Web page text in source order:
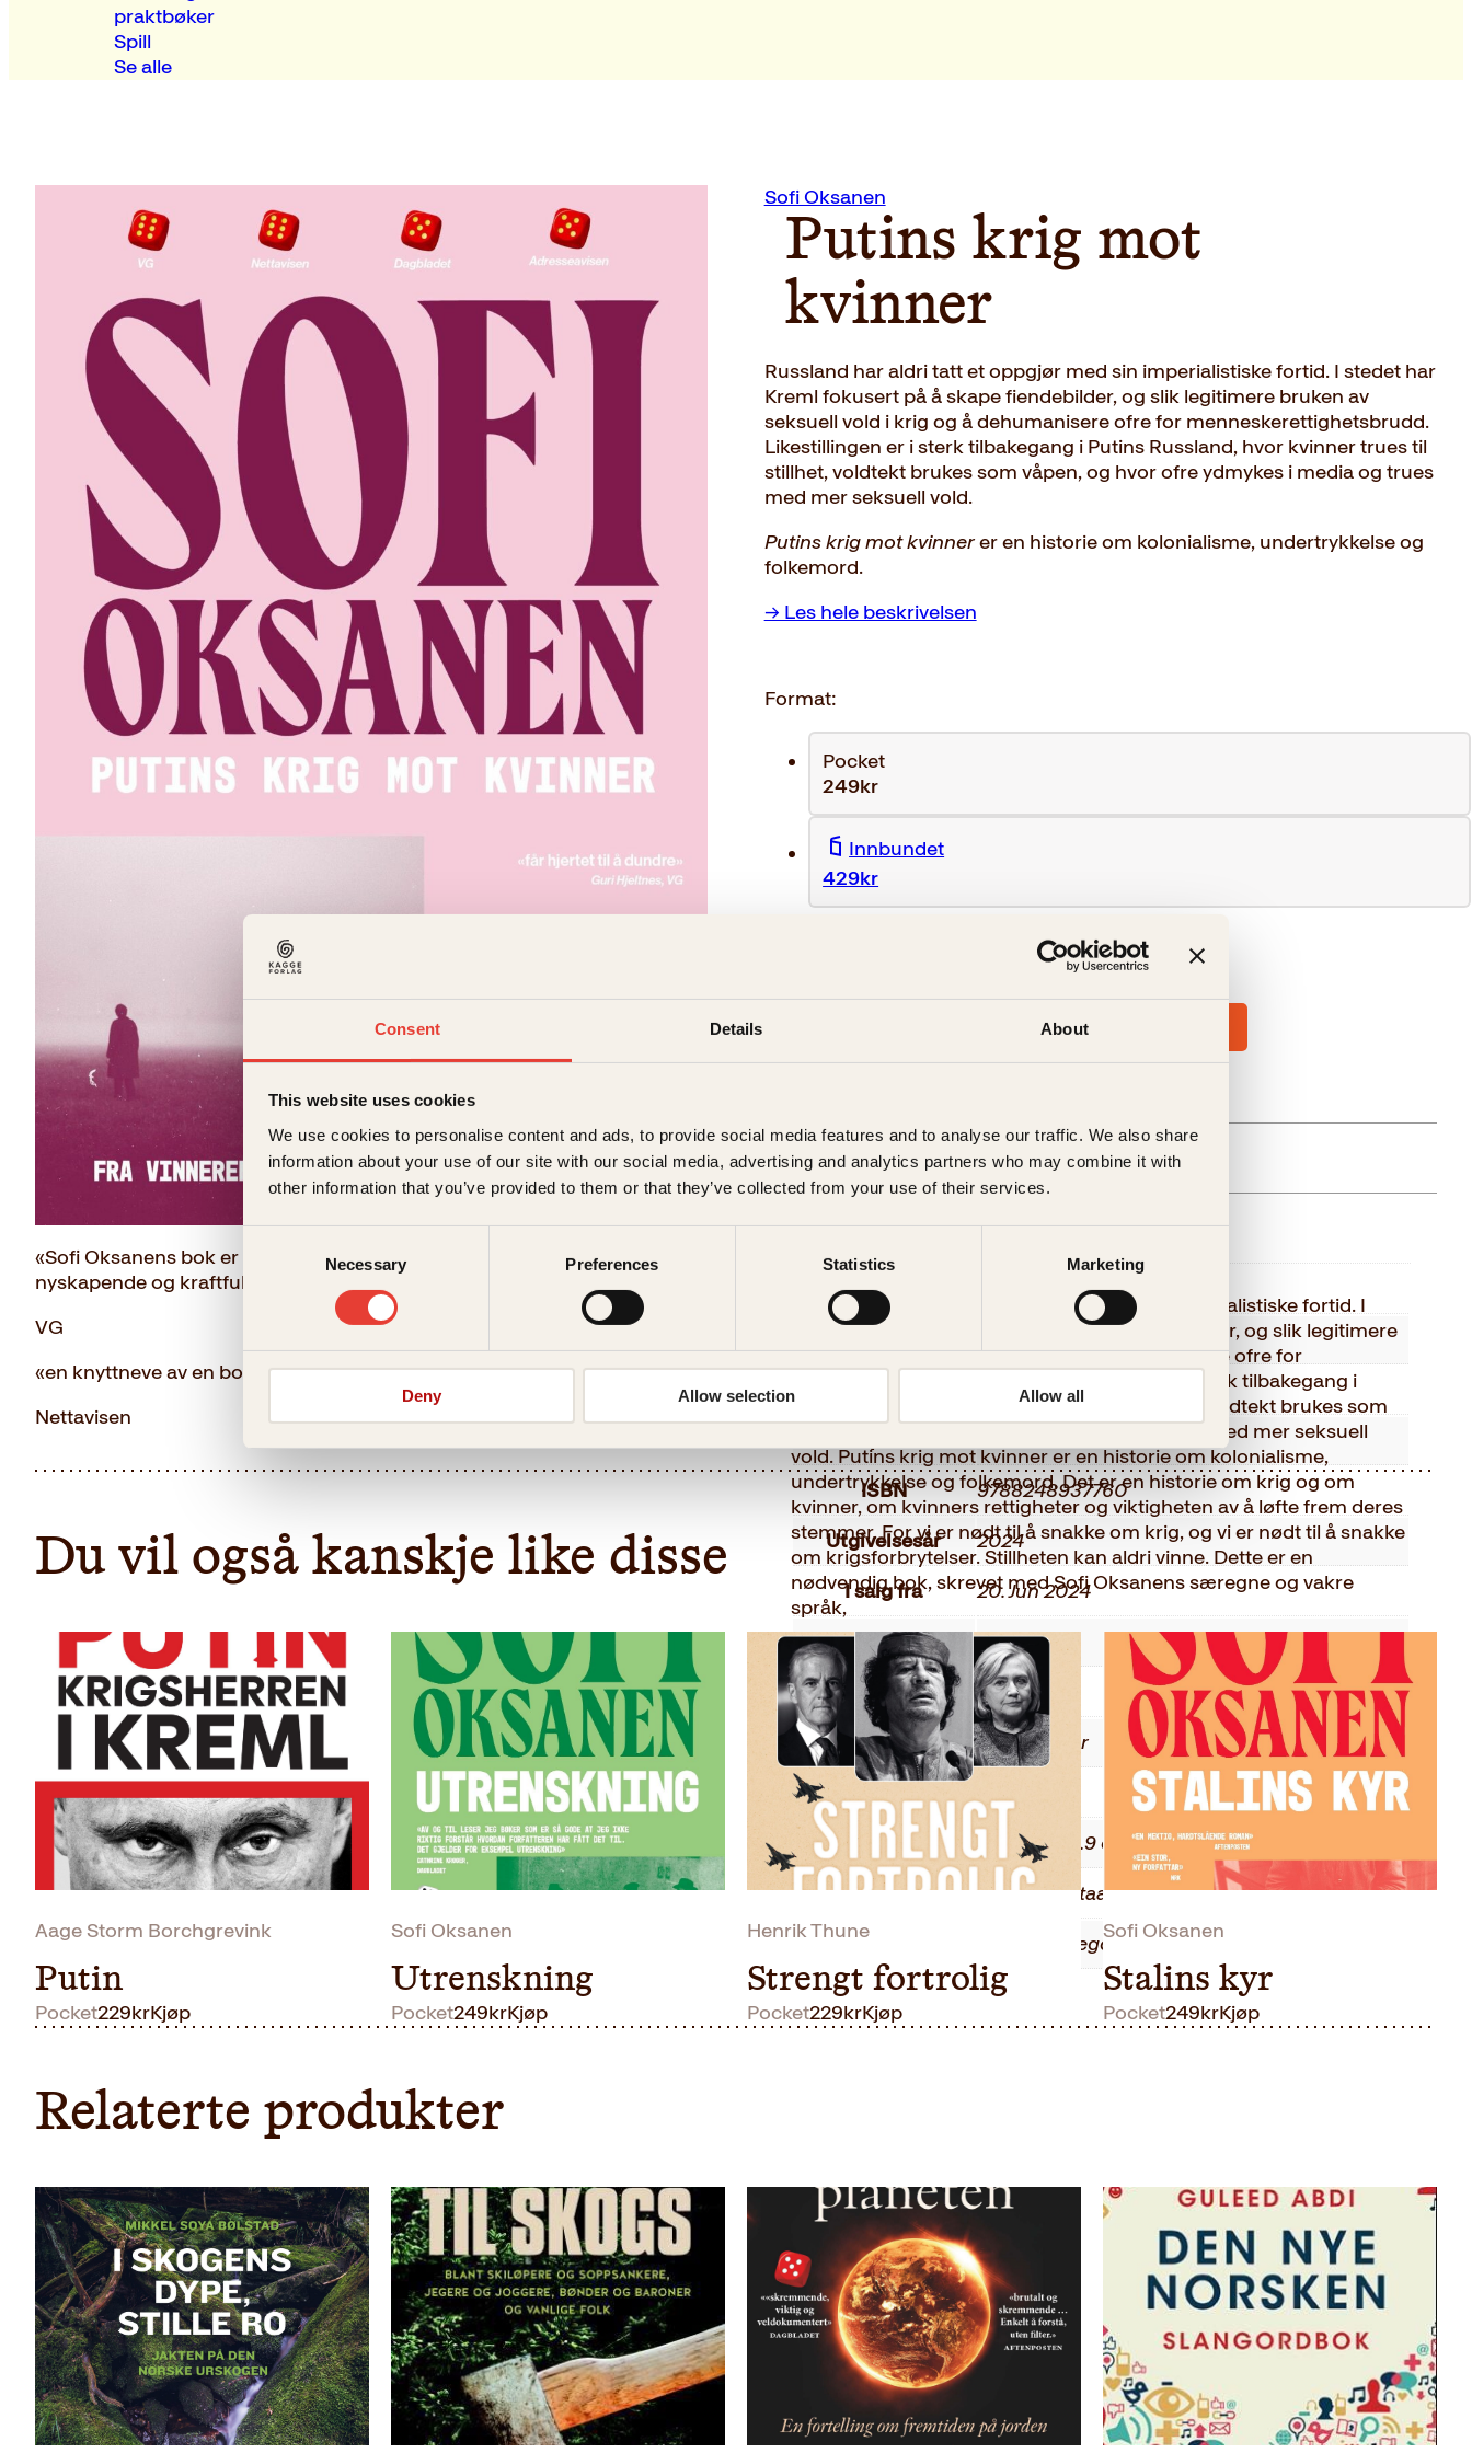
Consent Details About
This website uses cookies
We use cookies to personalise content and ads, to provide social media features and to analyse our traffic. We also share
information about your use of our site with our social media, advertising and analytics partners who may combine it with
other information that you’ve provided to them or that they’ve collected from your use of their services.
Necessary Preferences Statistics Marketing
Deny Allow selection Allow all
praktbøker
Spill
Se alle
«Sofi Oksanens bok er en kraftsalve mot Putin ... en usedvanlig
nyskapende og kraftfull forfatter ... får hjertet til å dundre»
VG
«en knyttneve av en bok ... rystende og skremmende»
Nettavisen
Sofi Oksanen
Putins krig mot
kvinner
Russland har aldri tatt et oppgjør med sin imperialistiske fortid. I stedet har
Kreml fokusert på å skape fiendebilder, og slik legitimere bruken av
seksuell vold i krig og å dehumanisere ofre for menneskerettighetsbrudd.
Likestillingen er i sterk tilbakegang i Putins Russland, hvor kvinner trues til
stillhet, voldtekt brukes som våpen, og hvor ofre ydmykes i media og trues
med mer seksuell vold.
Putins krig mot kvinnerer en historie om kolonialisme, undertrykkelse og
folkemord.
→ Les hele beskrivelsen
Format:
Pocket
249kr
Innbundet
429kr
mengden
mot
mengden
Beskrivelse
Beskrivelse
Russland har aldri tatt et oppgjør med sin imperialistiske fortid. I
stedet har Kreml fokusert på å skape fiendebilder, og slik legitimere
bruken av seksuell vold i krig og å dehumanisere ofre for
menneskerettighetsbrudd. Likestillingen er i sterk tilbakegang i
Putins Russland, hvor kvinner trues til stillhet, voldtekt brukes som
våpen, og hvor ofre ydmykes i media og trues med mer seksuell
vold. Putins krig mot kvinner er en historie om kolonialisme,
undertrykkelse og folkemord. Det er en historie om krig og om
kvinner, om kvinners rettigheter og viktigheten av å løfte frem deres
stemmer. For vi er nødt til å snakke om krig, og vi er nødt til å snakke
om krigsforbrytelser. Stillheten kan aldri vinne. Dette er en
nødvendig bok, skrevet med Sofi Oksanens særegne og vakre
språk,
Forfattere Sofi Oksanen
Voksen
ISBN 9788248937760
Utgivelsesår 2024
I salg fra 20. Jun 2024
Bokformat Pocket
Antall sider 238
Litteraturtype Faglitteratur
Dimensjoner 1.5 × 13 × 19.9 cm
Originaltittel Samaan virtaan
Oversatt av Turid Farbregd
Du vil også kanskje like disse
Aage Storm Borchgrevink
Putin
Pocket229krKjøp
Sofi Oksanen
Utrenskning
Pocket249krKjøp
Henrik Thune
Strengt fortrolig
Pocket229krKjøp
Sofi Oksanen
Stalins kyr
Pocket249krKjøp
Relaterte produkter